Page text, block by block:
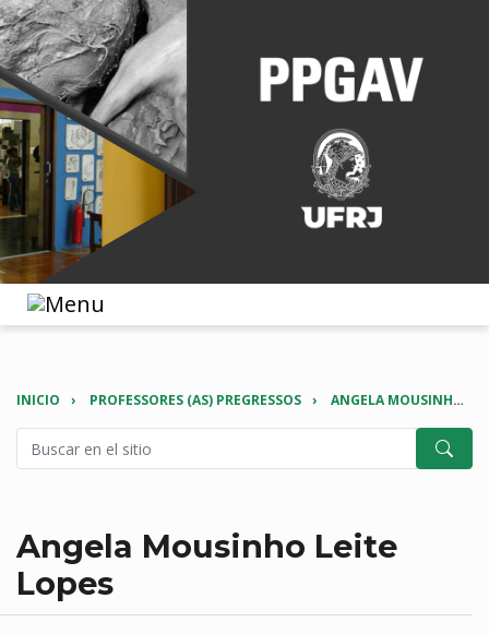
INICIO PROFESSORES (AS) PREGRESSOS ANGELA MOUSINHO LEITE LOPES
Angela Mousinho Leite
Lopes